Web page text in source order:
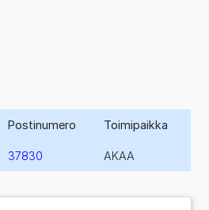
Postinumero Toimipaikka
37830 AKAA